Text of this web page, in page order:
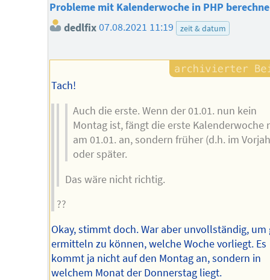
Probleme mit Kalenderwoche in PHP
dedlfix07.08.2021 11:19 zeit & datum
Tach!
Auch die erste. Wenn der 01.01. nun kein
Montag ist, fängt die erste Kalenderwoche
am 01.01. an, sondern früher (d.h. im
oder später.
Das wäre nicht richtig.
??
Okay, stimmt doch. War aber unvollständig, um
ermitteln zu können, welche Woche vorliegt. Es
kommt ja nicht auf den Montag an, sondern in
welchem Monat der Donnerstag liegt.